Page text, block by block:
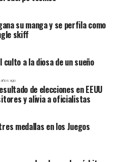
su manga y se perfila como
skiff
culto a la diosa de un sueño
ago
de elecciones en EEUU
y alivia a oficialistas
medallas en los Juegos